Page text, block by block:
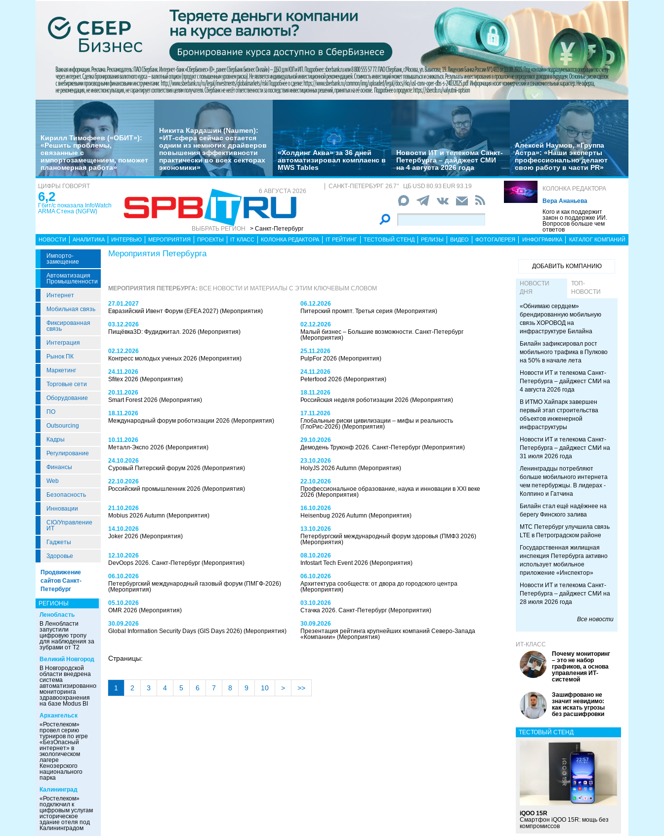
Кирилл Тимофеев («ОБИТ»):
«Решить проблемы,
связанные с
импортозамещением, поможет
планомерная работа»
Никита Кардашин (Naumen):
«ИТ-сфера сейчас остается
одним из немногих драйверов
повышения эффективности
практически во всех секторах
экономики»
«Холдинг Аква» за 36 дней
автоматизировал комплаенс в
MWS Tables
Новости ИТ и телекома Санкт-
Петербурга – дайджест СМИ
на 4 августа 2026 года
Алексей Наумов, «Группа
Астра»: «Наши эксперты
профессионально делают
свою работу в части PR»
ЦИФРЫ ГОВОРЯТ
6,2
Гбит/с показала InfoWatch
ARMA Стена (NGFW)
6 АВГУСТА 2026
ВЫБРАТЬ РЕГИОН > Санкт-Петербург
САНКТ-ПЕТЕРБУРГ 26.7° ЦБ USD 80.93 EUR 93.19
КОЛОНКА РЕДАКТОРА
Вера Ананьева
Кого и как поддержит
закон о поддержке ИИ.
Вопросов больше чем
ответов
НОВОСТИ АНАЛИТИКА ИНТЕРВЬЮ МЕРОПРИЯТИЯ ПРОЕКТЫ IT КЛАСС КОЛОНКА РЕДАКТОРА IT РЕЙТИНГ ТЕСТОВЫЙ СТЕНД РЕЛИЗЫ ВИДЕО ФОТОГАЛЕРЕЯ ИНФОГРАФИКА КАТАЛОГ КОМПАНИЙ
Импорто­
Замещение
Автоматизация
Промышленности
Интернет
Мобильная связь
Фиксированная
связь
Интеграция
Рынок ПК
Маркетинг
Торговые сети
Оборудование
ПО
Outsourcing
Кадры
Регулирование
Финансы
Web
Безопасность
Инновации
CIO/Управление
ИТ
Гаджеты
Здоровье
Продвижение
сайтов Санкт-
Петербург
РЕГИОНЫ
Ленобласть
В Ленобласти
запустили
цифровую тропу
для наблюдения за
зубрами от Т2
Великий Новгород
В Новгородской
области внедрена
система
автоматизированного
мониторинга
здравоохранения
на базе Modus BI
Архангельск
«Ростелеком»
провел серию
турниров по игре
«БезОпасный
интернет» в
экологическом
лагере
Кенозерского
национального
парка
Калининград
«Ростелеком»
подключил к
цифровым услугам
историческое
здание отеля под
Калининградом
Мероприятия Петербурга
МЕРОПРИЯТИЯ ПЕТЕРБУРГА: ВСЕ НОВОСТИ И МАТЕРИАЛЫ С ЭТИМ КЛЮЧЕВЫМ СЛОВОМ
27.01.2027
Евразийский Ивент Форум (EFEA 2027) (Мероприятия)
06.12.2026
Питерский промпт. Третья серия (Мероприятия)
03.12.2026
Пищёвка3D: Фудиджитал. 2026 (Мероприятия)
02.12.2026
Малый бизнес – Большие возможности. Санкт-Петербург
(Мероприятия)
02.12.2026
Конгресс молодых ученых 2026 (Мероприятия)
25.11.2026
PulpFor 2026 (Мероприятия)
24.11.2026
Sfitex 2026 (Мероприятия)
24.11.2026
Peterfood 2026 (Мероприятия)
20.11.2026
Smart Forest 2026 (Мероприятия)
18.11.2026
Российская неделя роботизации 2026 (Мероприятия)
18.11.2026
Международный форум роботизации 2026 (Мероприятия)
17.11.2026
Глобальные риски цивилизации – мифы и реальность
(ГлоРис-2026) (Мероприятия)
10.11.2026
Металл-Экспо 2026 (Мероприятия)
29.10.2026
Демодень Труконф 2026. Санкт-Петербург (Мероприятия)
24.10.2026
Суровый Питерский форум 2026 (Мероприятия)
23.10.2026
HolyJS 2026 Autumn (Мероприятия)
22.10.2026
Российский промышленник 2026 (Мероприятия)
22.10.2026
Профессиональное образование, наука и инновации в ХХI веке
2026 (Мероприятия)
21.10.2026
Mobius 2026 Autumn (Мероприятия)
16.10.2026
Heisenbug 2026 Autumn (Мероприятия)
14.10.2026
Joker 2026 (Мероприятия)
13.10.2026
Петербургский международный форум здоровья (ПМФЗ 2026)
(Мероприятия)
12.10.2026
DevOops 2026. Санкт-Петербург (Мероприятия)
08.10.2026
Infostart Tech Event 2026 (Мероприятия)
06.10.2026
Петербургский международный газовый форум (ПМГФ-2026)
(Мероприятия)
06.10.2026
Архитектура сообществ: от двора до городского центра
(Мероприятия)
05.10.2026
OMR 2026 (Мероприятия)
03.10.2026
Стачка 2026. Санкт-Петербург (Мероприятия)
30.09.2026
Global Information Security Days (GIS Days 2026) (Мероприятия)
30.09.2026
Презентация рейтинга крупнейших компаний Северо-Запада
«Компании» (Мероприятия)
Страницы:
1 2 3 4 5 6 7 8 9 10 > >>
ДОБАВИТЬ КОМПАНИЮ
НОВОСТИ
ДНЯ
ТОП-
НОВОСТИ
«Обнимаю сердцем»
брендированную мобильную
связь ХОРОВОД на
инфраструктуре Билайна
Билайн зафиксировал рост
мобильного трафика в Пулково
на 50% в начале лета
Новости ИТ и телекома Санкт-
Петербурга – дайджест СМИ на
4 августа 2026 года
В ИТМО Хайпарк завершен
первый этап строительства
объектов инженерной
инфраструктуры
Новости ИТ и телекома Санкт-
Петербурга – дайджест СМИ на
31 июля 2026 года
Ленинградцы потребляют
больше мобильного интернета
чем петербуржцы. В лидерах -
Колпино и Гатчина
Билайн стал ещё надёжнее на
берегу Финского залива
МТС Петербург улучшила связь
LTE в Петроградском районе
Государственная жилищная
инспекция Петербурга активно
использует мобильное
приложение «Инспектор»
Новости ИТ и телекома Санкт-
Петербурга – дайджест СМИ на
28 июля 2026 года
Все новости
ИТ-КЛАСС
Почему мониторинг
– это не набор
графиков, а основа
управления ИТ-
системой
Зашифровано не
значит невидимо:
как искать угрозы
без расшифровки
ТЕСТОВЫЙ СТЕНД
iQOO 15R
Смартфон iQOO 15R: мощь без
компромиссов